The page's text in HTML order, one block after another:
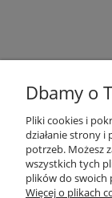
Dbamy o
Pliki cookies i
działanie strony
potrzeb. Możesz
wszystkich tych
plików do swoich
Więcej o plikach